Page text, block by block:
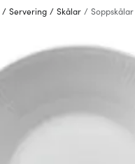
/ Servering / Skålar / Soppskålar